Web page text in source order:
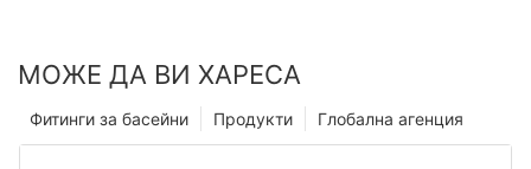
МОЖЕ ДА ВИ ХАРЕСА
Глобална агенция
Продукти
Фитинги за басейни